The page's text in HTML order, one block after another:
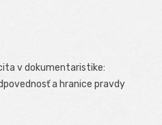
v dokumentaristike:
a hranice pravdy